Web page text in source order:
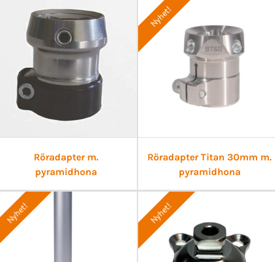
Röradapter m.
pyramidhona
Nyhet!
Röradapter Titan 30mm m.
pyramidhona
Nyhet! Nyhet!